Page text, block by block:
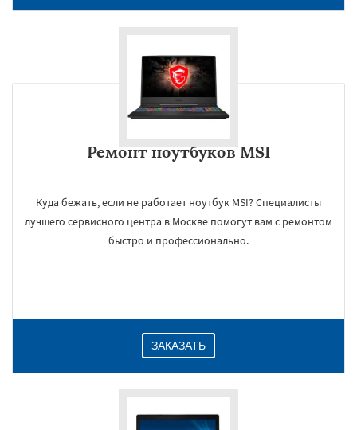
Ремонт ноутбуков MSI
Куда бежать, если не работает ноутбук MSI? Специалисты
лучшего сервисного центра в Москве помогут вам с ремонтом
быстро и профессионально.
ЗАКАЗАТЬ